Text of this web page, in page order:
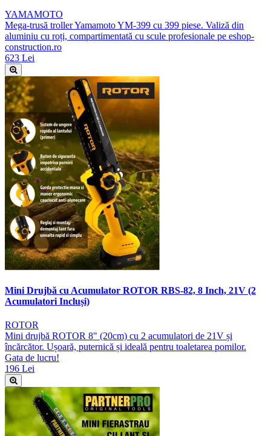
YAMAMOTO
Mega-trusă troller Yamamoto YM-399 cu 399 piese. Valiză din
aluminiu cu roți, compartimentată cu scule profesionale pe eshop-
construction.ro
623 Lei
Mini Drujbă cu Acumulator ROTOR RBS-82, 8 Inch, 21V (2
Acumulatori Incluși)
ROTOR
Mini drujbă ROTOR 8" (20cm) cu 2 acumulatori de 21V și
încărcător. Ușoară, puternică și ideală pentru toaletarea pomilor.
Gata de lucru!
196 Lei